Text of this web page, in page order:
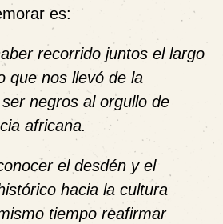
es:
recorrido juntos el largo
que nos llevó de la
negros al orgullo de
africana.
el desdén y el
hacia la cultura
tiempo reafirmar